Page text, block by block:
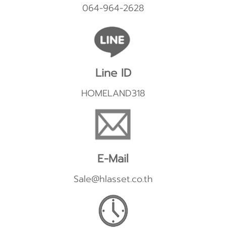
064-964-2628
Line ID
HOMELAND318
E-Mail
Sale@hlasset.co.th